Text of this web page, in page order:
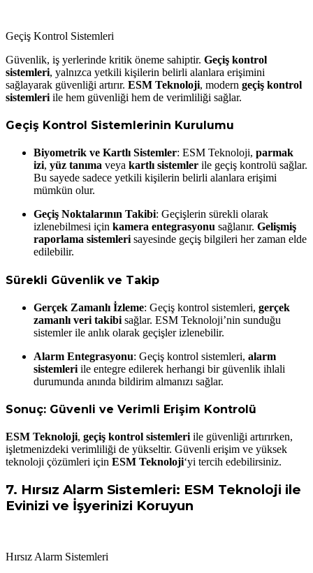
Geçiş Kontrol Sistemleri
Güvenlik, iş yerlerinde kritik öneme sahiptir. Geçiş kontrol
sistemleri, yalnızca yetkili kişilerin belirli alanlara erişimini
sağlayarak güvenliği artırır. ESM Teknoloji, modern geçiş kontrol
sistemleri ile hem güvenliği hem de verimliliği sağlar.
Geçiş Kontrol Sistemlerinin Kurulumu
Biyometrik ve Kartlı Sistemler: ESM Teknoloji, parmak
izi, yüz tanıma veya kartlı sistemler ile geçiş kontrolü sağlar.
Bu sayede sadece yetkili kişilerin belirli alanlara erişimi
mümkün olur.
Geçiş Noktalarının Takibi: Geçişlerin sürekli olarak
izlenebilmesi için kamera entegrasyonu sağlanır. Gelişmiş
raporlama sistemleri sayesinde geçiş bilgileri her zaman elde
edilebilir.
Sürekli Güvenlik ve Takip
Gerçek Zamanlı İzleme: Geçiş kontrol sistemleri, gerçek
zamanlı veri takibi sağlar. ESM Teknoloji’nin sunduğu
sistemler ile anlık olarak geçişler izlenebilir.
Alarm Entegrasyonu: Geçiş kontrol sistemleri, alarm
sistemleri ile entegre edilerek herhangi bir güvenlik ihlali
durumunda anında bildirim almanızı sağlar.
Sonuç: Güvenli ve Verimli Erişim Kontrolü
ESM Teknoloji, geçiş kontrol sistemleri ile güvenliği artırırken,
işletmenizdeki verimliliği de yükseltir. Güvenli erişim ve yüksek
teknoloji çözümleri için ESM Teknoloji‘yi tercih edebilirsiniz.
7. Hırsız Alarm Sistemleri: ESM Teknoloji ile
Evinizi ve İşyerinizi Koruyun
Hırsız Alarm Sistemleri